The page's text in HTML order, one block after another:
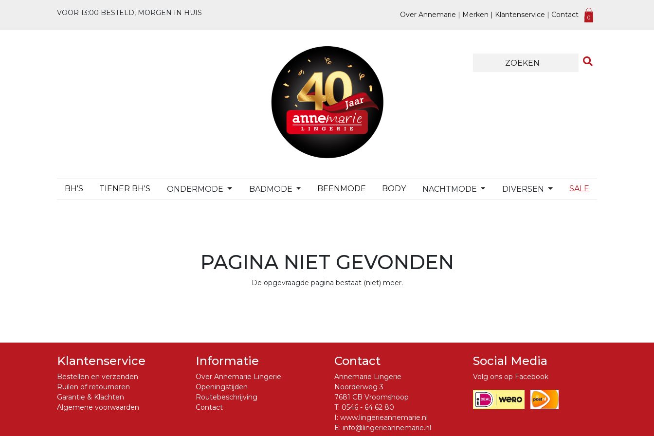
VOOR 13:00 BESTELD, MORGEN IN HUIS Over Annemarie | Merken | Klantenservice | Contact 0
BH'S TIENER BH'S ONDERMODE BADMODE BEENMODE BODY NACHTMODE DIVERSEN SALE
PAGINA NIET GEVONDEN
De opgevraagde pagina bestaat (niet) meer.
Klantenservice
Bestellen en verzenden
Ruilen of retourneren
Garantie & Klachten
Algemene voorwaarden
Informatie
Over Annemarie Lingerie
Openingstijden
Routebeschrijving
Contact
Contact
Annemarie Lingerie
Noorderweg 3
7681 CB Vroomshoop
T: 0546 - 64 62 80
I: www.lingerieannemarie.nl
E: info@lingerieannemarie.nl
Social Media
Volg ons op Facebook